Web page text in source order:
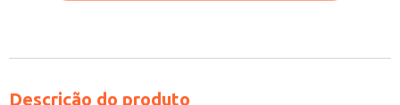
Descrição do produto